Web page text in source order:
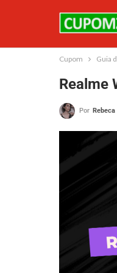
Cupom Guia
Realme
Por